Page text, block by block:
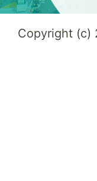
Copyright (c)